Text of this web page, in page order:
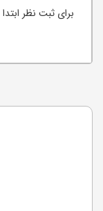
برای ثبت نظر ابتدا